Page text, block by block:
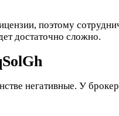
поэтому
достаточно сложно.
негативные. У